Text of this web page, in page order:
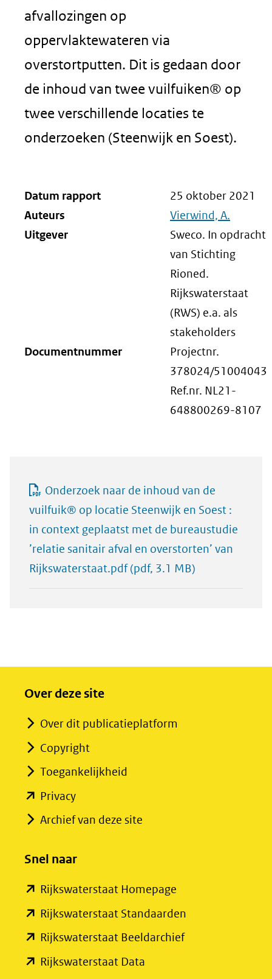
afvallozingen op
oppervlaktewateren via
overstortputten. Dit is gedaan door
de inhoud van twee vuilfuiken® op
twee verschillende locaties te
onderzoeken (Steenwijk en Soest).
Datum rapport
25 oktober 2021
Auteurs
Vierwind, A.
Uitgever
Sweco. In opdracht
van Stichting
Rioned.
Rijkswaterstaat
(RWS) e.a. als
stakeholders
Documentnummer
Projectnr.
378024/51004043
Ref.nr. NL21-
648800269-8107
Onderzoek naar de inhoud van de
vuilfuik® op locatie Steenwijk en Soest :
in context geplaatst met de bureaustudie
’relatie sanitair afval en overstorten’ van
Rijkswaterstaat.pdf(pdf, 3.1 MB)
Over deze site
Over dit publicatieplatform
Copyright
Toegankelijkheid
Privacy(opent
in
venster)
naar
een
andere
Archief van deze site
Snel naar
Rijkswaterstaat Homepage
in
Rijkswaterstaat Standaarden
Rijkswaterstaat Beeldarchief(opent
Rijkswaterstaat Data